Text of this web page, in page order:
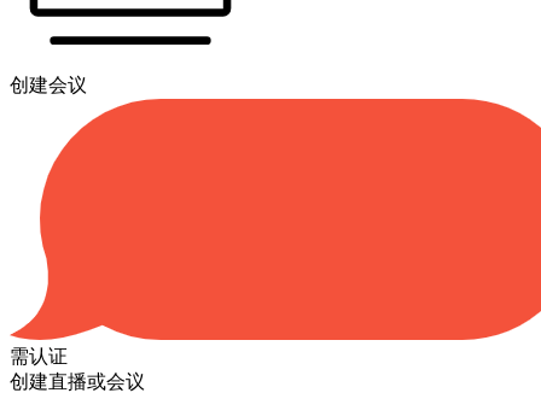
创建会议
需认证
创建直播或会议